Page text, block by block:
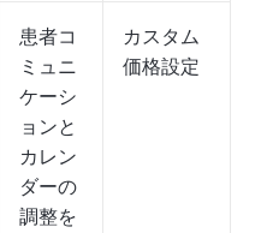
患者コ
ミュニ
ケーシ
ョンと
カレン
ダーの
調整を
カスタム
価格設定